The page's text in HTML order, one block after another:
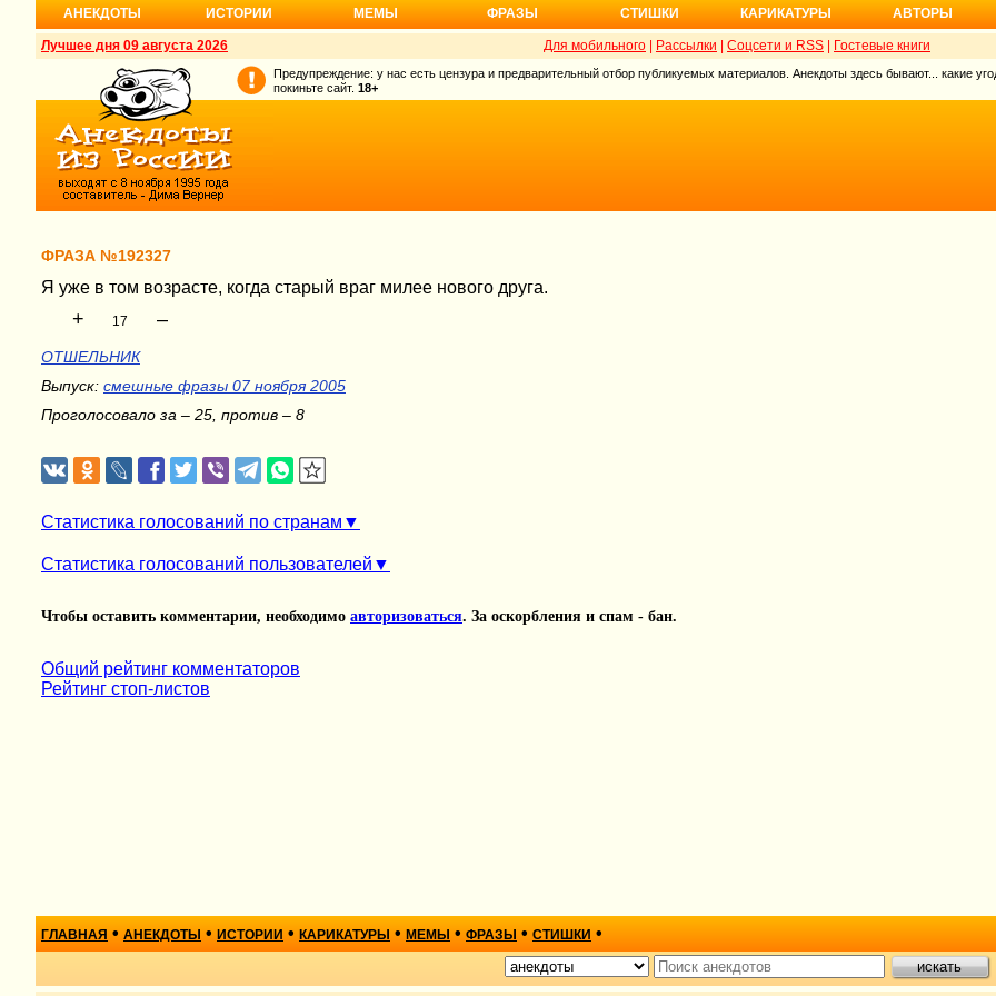
АНЕКДОТЫ ИСТОРИИ МЕМЫ ФРАЗЫ СТИШКИ КАРИКАТУРЫ АВТОРЫ
Лучшее дня 09 августа 2026 Для мобильного Рассылки Соцсети и RSS Гостевые книги
Предупреждение: у нас есть цензура и предварительный отбор публикуемых материалов. Анекдоты здесь бывают... какие
покиньте сайт. 18+
ФРАЗА №192327
Я уже в том возрасте, когда старый враг милее нового друга.
+ 17 –
ОТШЕЛЬНИК
Выпуск: смешные фразы 07 ноября 2005
Проголосовало за – 25, против – 8
Статистика голосований по странам
Статистика голосований пользователей
Чтобы оставить комментарии, необходимо авторизоваться. За оскорбления и спам - бан.
Общий рейтинг комментаторов
Рейтинг стоп-листов
ГЛАВНАЯ • АНЕКДОТЫ • ИСТОРИИ • КАРИКАТУРЫ • МЕМЫ • ФРАЗЫ • СТИШКИ •